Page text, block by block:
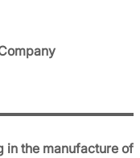
in the manufacture of